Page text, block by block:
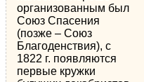
организованным был
Союз Спасения
(позже – Союз
Благоденствия), с
1822 г. появляются
первые кружки